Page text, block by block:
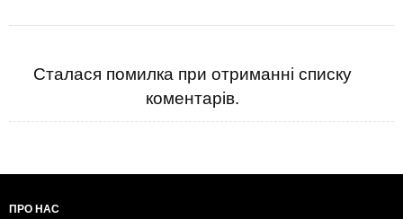
Сталася помилка при отриманні списку
коментарів.
ПРО НАС